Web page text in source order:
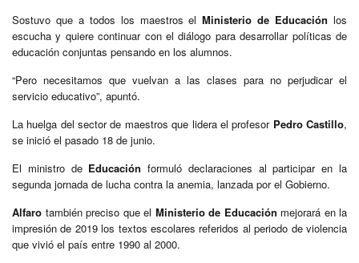
Sostuvo que a todos los maestros elMinisterio de Educación los
escucha y quiere continuar con el diálogo para desarrollar políticas de
educación conjuntas pensando en los alumnos.
“Pero necesitamos que vuelvan a las clases para no perjudicar el
servicio educativo”, apuntó.
La huelga del sector de maestros que lidera el profesor Pedro Castillo,
se inició el pasado 18 de junio.
El ministro de Educación formuló declaraciones al participar en la
segunda jornada de lucha contra la anemia, lanzada por el Gobierno.
Alfaro también preciso que el Ministerio de Educación mejorará en la
impresión de 2019 los textos escolares referidos al periodo de violencia
que vivió el país entre 1990 al 2000.